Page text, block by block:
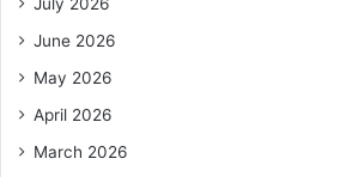
June 2026
May 2026
April 2026
March 2026